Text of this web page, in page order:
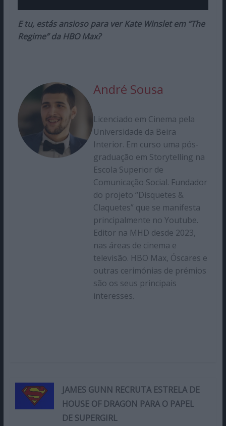
E tu, estás ansioso para ver Kate Winslet em “The
Regime” da HBO Max?
André Sousa
Licenciado em Cinema pela
Universidade da Beira
Interior. Em curso uma pós-
graduação em Storytelling na
Escola Superior de
Comunicação Social. Fundador
do projeto “Disquetes &
Claquetes” que se manifesta
principalmente no Youtube.
Editor na MHD desde 2023,
nas áreas de cinema e
televisão. HBO Max, Óscares e
outras cerimónias de prémios
são os seus principais
interesses.
JAMES GUNN RECRUTA ESTRELA DE
HOUSE OF DRAGON PARA O PAPEL
DE SUPERGIRL